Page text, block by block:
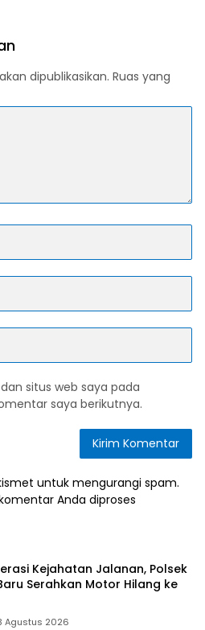
dipublikasikan. Ruas yang
situs web saya pada
saya berikutnya.
untuk mengurangi spam.
Anda diproses
Kejahatan Jalanan, Polsek
Serahkan Motor Hilang ke
Agustus 2026